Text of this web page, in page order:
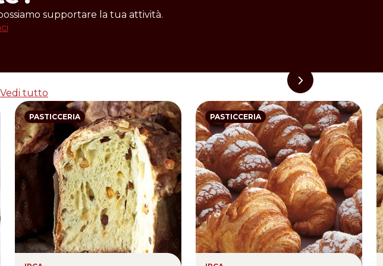
del sito web.
supportare la tua attività.
Vedi tutto
PASTICCERIA PASTICCERIA